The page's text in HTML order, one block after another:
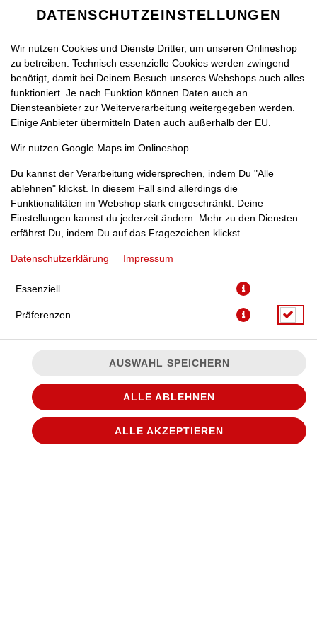
PIZZA RIO [40]
mit Bauernschinken, Rucola, Kirschtomaten und Parmesan
JETZT BESTELLEN
DATENSCHUTZEINSTELLUNGEN
Wir nutzen Cookies und Dienste Dritter, um unseren Onlineshop
zu betreiben. Technisch essenzielle Cookies werden zwingend
benötigt, damit bei Deinem Besuch unseres Webshops auch alles
funktioniert. Je nach Funktion können Daten auch an
Diensteanbieter zur Weiterverarbeitung weitergegeben werden.
Einige Anbieter übermitteln Daten auch außerhalb der EU.
Wir nutzen Google Maps im Onlineshop.
Du kannst der Verarbeitung widersprechen, indem Du "Alle
ablehnen" klickst. In diesem Fall sind allerdings die
Funktionalitäten im Webshop stark eingeschränkt. Deine
Einstellungen kannst du jederzeit ändern. Mehr zu den Diensten
erfährst Du, indem Du auf das Fragezeichen klickst.
Datenschutzerklärung Impressum
Essenziell
Präferenzen
AUSWAHL SPEICHERN
ALLE ABLEHNEN
ALLE AKZEPTIEREN